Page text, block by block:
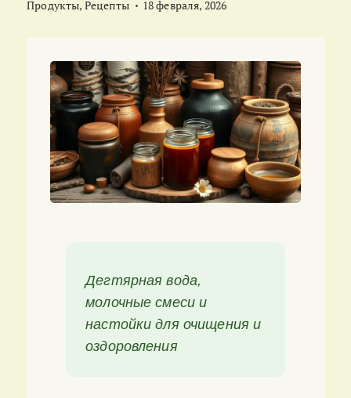
Продукты, Рецепты 18 февраля, 2026
Дегтярная вода,
молочные смеси и
настойки для очищения и
оздоровления